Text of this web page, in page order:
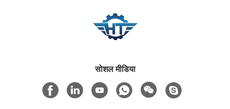
सोशल मीडिया